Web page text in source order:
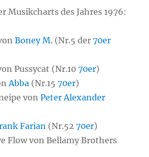
Musikcharts des Jahres 1976:
Boney M. (Nr.5 der70er
Pussycat (Nr.1070er)
Abba (Nr.1570er)
vonPeter Alexander
Farian (Nr.5270er)
Flow von Bellamy Brothers